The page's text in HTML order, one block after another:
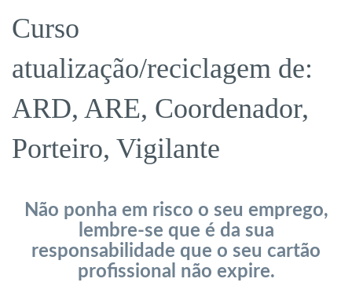
Curso
atualização/reciclagem de:
ARD, ARE, Coordenador,
Porteiro, Vigilante
Não ponha em risco o seu emprego,
lembre-se que é da sua
responsabilidade que o seu cartão
profissional não expire.